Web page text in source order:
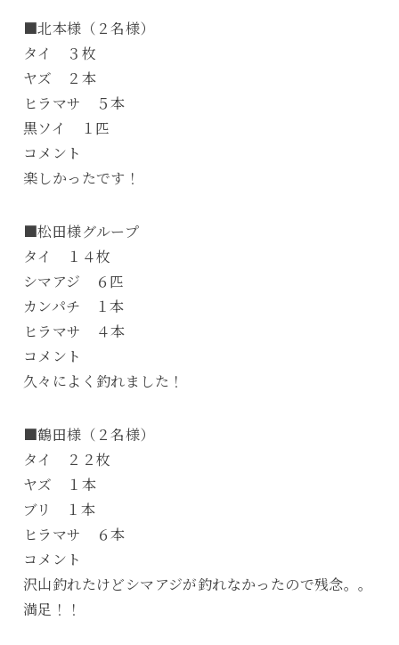
■北本様（２名様）
タイ ３枚
ヤズ ２本
ヒラマサ ５本
黒ソイ １匹
コメント
楽しかったです！
■松田様グループ
タイ １４枚
シマアジ ６匹
カンパチ １本
ヒラマサ ４本
コメント
久々によく釣れました！
■鶴田様（２名様）
タイ ２２枚
ヤズ １本
ブリ １本
ヒラマサ ６本
コメント
沢山釣れたけどシマアジが釣れなかったので残念。。
満足！！